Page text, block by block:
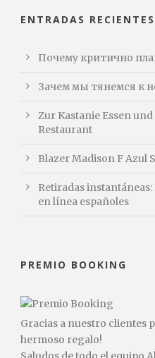
ENTRADAS RECIENTES
Почему критично
Зачем мы тянемся к
Zur Kastanie Essen
Restaurant
Blazer Madison F Azul
Retiradas
en línea españoles
PREMIO BOOKING
Gracias a nuestro clientes
hermoso regalo!